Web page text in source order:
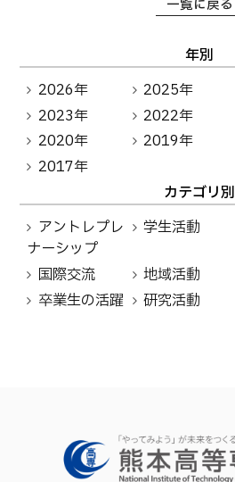
一覧に戻る
年別
2026年
2025年
2023年
2022年
2020年
2019年
2017年
カテゴリ別
アントレプレ
ナーシップ
学生活動
国際交流 地域活動
卒業生の活躍
研究活動